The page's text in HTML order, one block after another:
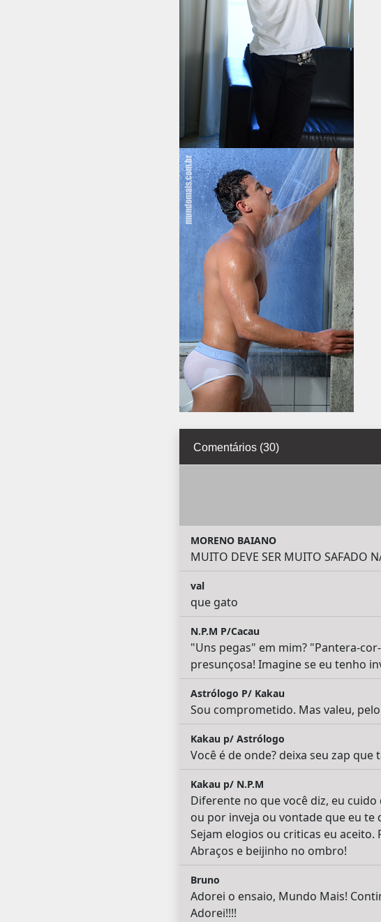
Comentários (30)
MORENO BAIANO
MUITO DEVE SER MUITO SAFADO
val
que gato
N.P.M P/Cacau
"Uns pegas" em mim? "Pantera-
presunçosa! Imagine se eu tenho
Astrólogo P/ Kakau
Sou comprometido. Mas valeu,
Kakau p/ Astrólogo
Você é de onde? deixa seu zap
Kakau p/ N.P.M
Diferente no que você diz, eu
ou por inveja ou vontade que eu te
Sejam elogios ou criticas eu
Abraços e beijinho no ombro!
Bruno
Adorei o ensaio, Mundo Mais!
Adorei!!!!